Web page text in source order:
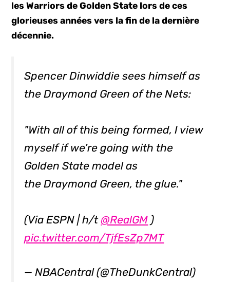
les Warriors de Golden State lors de ces
glorieuses années vers la fin de la dernière
décennie.
Spencer Dinwiddie sees himself as
the Draymond Green of the Nets:
"With all of this being formed, I view
myself if we’re going with the
Golden State model as
the Draymond Green, the glue."
(Via ESPN | h/t @RealGM )
pic.twitter.com/TjfEsZp7MT
— NBACentral (@TheDunkCentral)